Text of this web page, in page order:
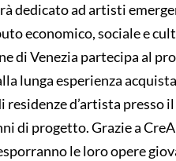
dedicato ad artisti
economico, sociale e
di Venezia partecipa al
lunga esperienza
d’artista presso
di progetto. Grazie a
le loro opere